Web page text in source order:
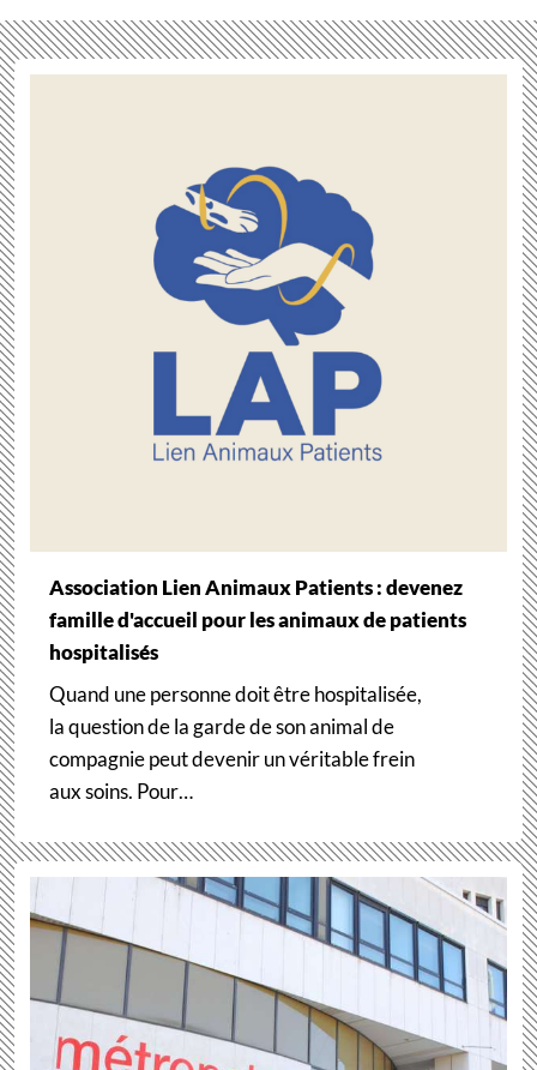
Association Lien Animaux Patients : devenez
famille d'accueil pour les animaux de patients
hospitalisés
Quand une personne doit être hospitalisée,
la question de la garde de son animal de
compagnie peut devenir un véritable frein
aux soins. Pour…